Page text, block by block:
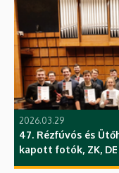
2026.03.29
47. Rézfúvós és
kapott fotók, ZK, DE